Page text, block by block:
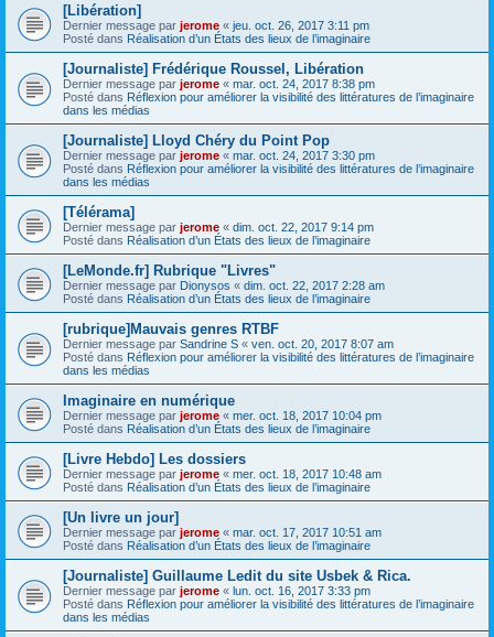
[Libération]
Dernier message par jerome « jeu. oct. 26, 2017 3:11 pm
Posté dans Réalisation d’un États des lieux de l’imaginaire
[Journaliste] Frédérique Roussel, Libération
Dernier message par jerome « mar. oct. 24, 2017 8:38 pm
Posté dans Réflexion pour améliorer la visibilité des littératures de l’imaginaire
dans les médias
[Journaliste] Lloyd Chéry du Point Pop
Dernier message par jerome « mar. oct. 24, 2017 3:30 pm
Posté dans Réflexion pour améliorer la visibilité des littératures de l’imaginaire
dans les médias
[Télérama]
Dernier message par jerome « dim. oct. 22, 2017 9:14 pm
Posté dans Réalisation d’un États des lieux de l’imaginaire
[LeMonde.fr] Rubrique "Livres"
Dernier message par Dionysos « dim. oct. 22, 2017 2:28 am
Posté dans Réalisation d’un États des lieux de l’imaginaire
[rubrique]Mauvais genres RTBF
Dernier message par Sandrine S « ven. oct. 20, 2017 8:07 am
Posté dans Réflexion pour améliorer la visibilité des littératures de l’imaginaire
dans les médias
Imaginaire en numérique
Dernier message par jerome « mer. oct. 18, 2017 10:04 pm
Posté dans Réalisation d’un États des lieux de l’imaginaire
[Livre Hebdo] Les dossiers
Dernier message par jerome « mer. oct. 18, 2017 10:48 am
Posté dans Réalisation d’un États des lieux de l’imaginaire
[Un livre un jour]
Dernier message par jerome « mar. oct. 17, 2017 10:51 am
Posté dans Réalisation d’un États des lieux de l’imaginaire
[Journaliste] Guillaume Ledit du site Usbek & Rica.
Dernier message par jerome « lun. oct. 16, 2017 3:33 pm
Posté dans Réflexion pour améliorer la visibilité des littératures de l’imaginaire
dans les médias